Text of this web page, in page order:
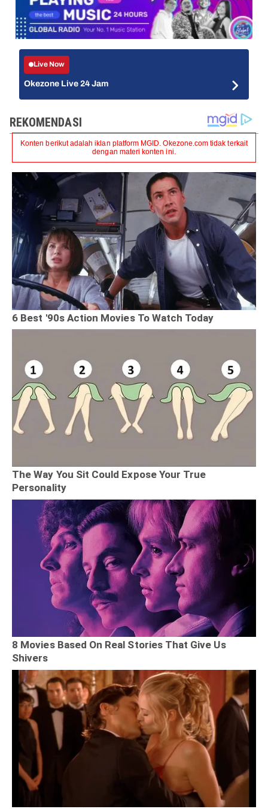
Live Now
Okezone Live 24 Jam